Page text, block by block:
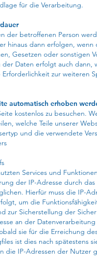
für die Verarbeitung.
der betroffenen Person
hinaus dann erfolgen,
Gesetzen oder sonstigen
Daten erfolgt auch
Erforderlichkeit zur weiteren
automatisch erhoben
kostenlos zu besuchen.
welche Teile unserer
und die verwendete
Services und
der IP-Adresse durch
Hierfür muss die IP-
um die
zur Sicherstellung der
an der
sie für die Erreichung
ist dies nach spätestens
die IP-Adressen der